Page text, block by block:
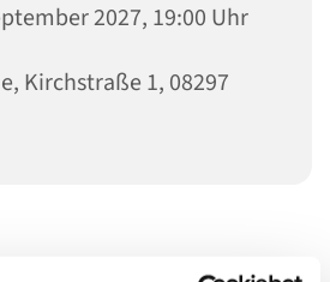
2027, 19:00 Uhr
Kirchstraße 1, 08297